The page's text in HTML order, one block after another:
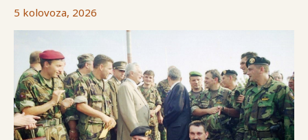
5 kolovoza, 2026